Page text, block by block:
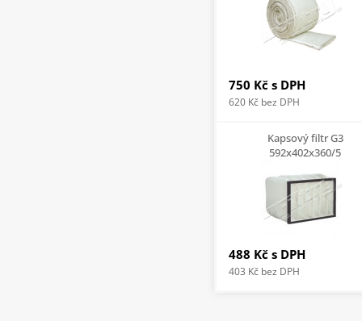
750 Kč s DPH
620 Kč bez DPH
Kapsový filtr G3
592x402x360/5
488 Kč s DPH
403 Kč bez DPH